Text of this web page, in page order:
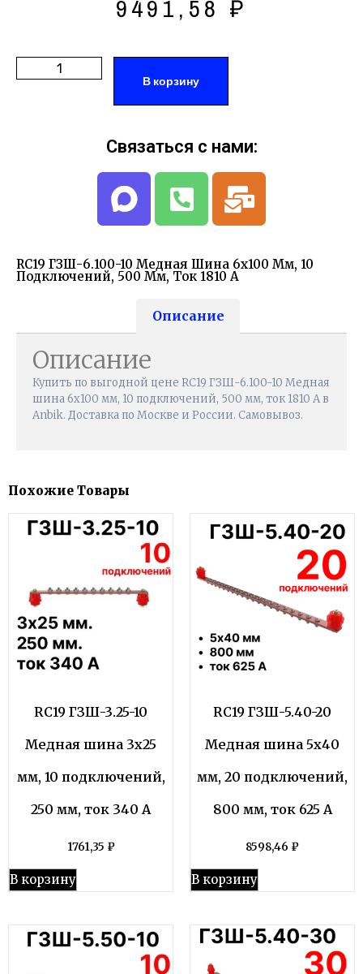
9491,58 ₽
В корзину
RC19 ГЗШ-6.100-10 Медная Шина 6х100 Мм, 10
Подключений, 500 Мм, Ток 1810 А
Описание
Описание
Купить по выгодной цене RC19 ГЗШ-6.100-10 Медная
шина 6х100 мм, 10 подключений, 500 мм, ток 1810 А в
Anbik. Доставка по Москве и России. Самовывоз.
Связаться с нами:
Похожие Товары
RC19 ГЗШ-3.25-10
Медная шина 3х25
мм, 10 подключений,
250 мм, ток 340 А
1761,35 ₽
В корзину
RC19 ГЗШ-5.40-20
Медная шина 5х40
мм, 20 подключений,
800 мм, ток 625 А
8598,46 ₽
В корзину